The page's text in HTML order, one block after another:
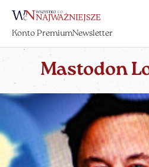
Konto PremiumNewsletter
Mastodon